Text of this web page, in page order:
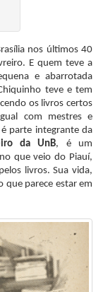
nos últimos 40
E quem teve a
e abarrotada
teve e tem
os livros certos
com mestres e
parte integrante da
da UnB, é um
que veio do Piauí,
livros. Sua vida,
que parece estar em